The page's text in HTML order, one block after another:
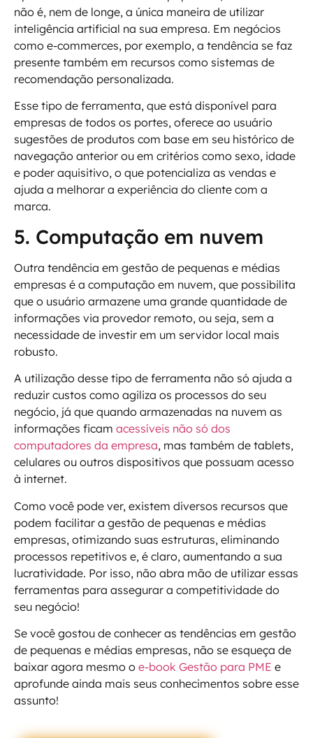
não é, nem de longe, a única maneira de utilizar
inteligência artificial na sua empresa. Em negócios
como e-commerces, por exemplo, a tendência se faz
presente também em recursos como sistemas de
recomendação personalizada.
Esse tipo de ferramenta, que está disponível para
empresas de todos os portes, oferece ao usuário
sugestões de produtos com base em seu histórico de
navegação anterior ou em critérios como sexo, idade
e poder aquisitivo, o que potencializa as vendas e
ajuda a melhorar a experiência do cliente com a
marca.
5. Computação em nuvem
Outra tendência em gestão de pequenas e médias
empresas é a computação em nuvem, que possibilita
que o usuário armazene uma grande quantidade de
informações via provedor remoto, ou seja, sem a
necessidade de investir em um servidor local mais
robusto.
A utilização desse tipo de ferramenta não só ajuda a
reduzir custos como agiliza os processos do seu
negócio, já que quando armazenadas na nuvem as
informações ficam acessíveis não só dos
computadores da empresa, mas também de tablets,
celulares ou outros dispositivos que possuam acesso
à internet.
Como você pode ver, existem diversos recursos que
podem facilitar a gestão de pequenas e médias
empresas, otimizando suas estruturas, eliminando
processos repetitivos e, é claro, aumentando a sua
lucratividade. Por isso, não abra mão de utilizar essas
ferramentas para assegurar a competitividade do
seu negócio!
Se você gostou de conhecer as tendências em gestão
de pequenas e médias empresas, não se esqueça de
baixar agora mesmo o e-book Gestão para PME e
aprofunde ainda mais seus conhecimentos sobre esse
assunto!